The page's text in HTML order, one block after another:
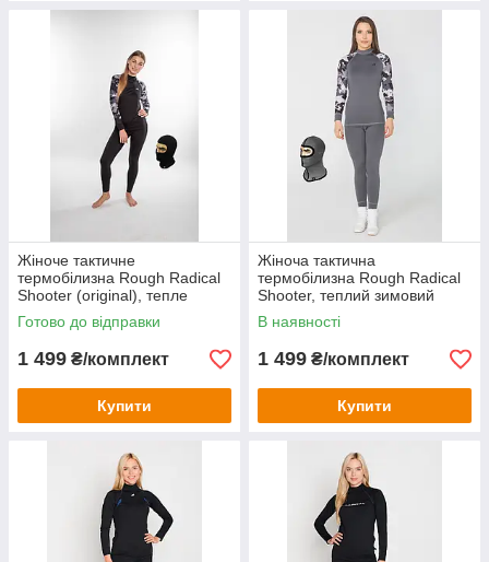
Жіноче тактичне
термобілизна Rough Radical
Shooter (original), тепле
зимовий комплект для спорту
M
Готово до відправки
1 499 ₴/комплект
Купити
Жіноча тактична
термобілизна Rough Radical
Shooter, теплий зимовий
комплект для спорту
В наявності
1 499 ₴/комплект
Купити